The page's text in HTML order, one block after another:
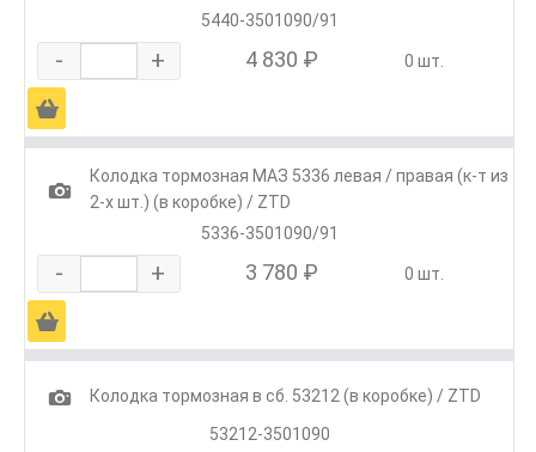
5440-3501090/91
- + 4 830 ₽ 0 шт.
Ä
1
Колодка тормозная МАЗ 5336 левая / правая (к-т из
2-х шт.) (в коробке) / ZTD
5336-3501090/91
- + 3 780 ₽ 0 шт.
Ä
1
Колодка тормозная в сб. 53212 (в коробке) / ZTD
53212-3501090